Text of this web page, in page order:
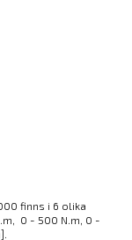
finns i 6 olika
0 - 500 N.m, 0 -